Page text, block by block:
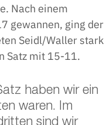
Nach einem
gewannen, ging der
Seidl/Waller stark
Satz mit 15-11.
haben wir ein
waren. Im